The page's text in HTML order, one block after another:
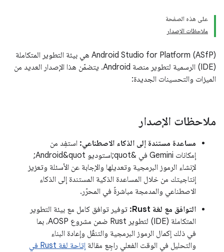
على هذه الصفحة
ملاحظات الإصدار
‫Android Studio for Platform (ASfP) هي بيئة التطوير المتكاملة
(IDE) الرسمية لتطوير منصة Android. يتضمّن هذا الإصدار العديد من
الميزات والتحسينات الجديدة:
ملاحظات الإصدار
مساعدة مستندة إلى الذكاء الاصطناعي: استفِد من
إمكانات Gemini في &quot;استوديو Android&quot;
لإنشاء الرموز البرمجية وتعديلها والإجابة عن الأسئلة وتعزيز
إنتاجيتك من خلال المساعدة الذكية المستندة إلى الذكاء
الاصطناعي والمدمجة مباشرةً في المحرّر.
التوافق مع لغة Rust:
توفير توافق كامل مع بيئة التطوير
المتكاملة (IDE) لتطوير Rust ضمن مشروع AOSP، بما
في ذلك إكمال الرموز البرمجية والتنقّل وإعادة البناء
والتحليل في الوقت الفعلي راجِع مقالة
إتاحة لغة Rust في